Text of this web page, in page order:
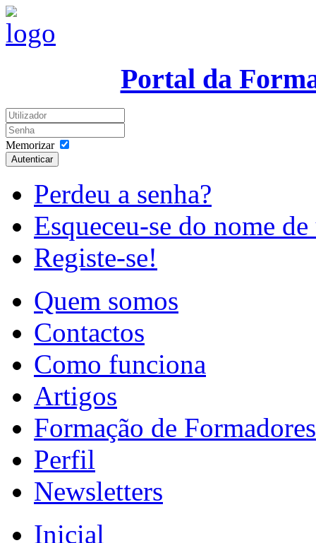
Portal da
Memorizar
Autenticar
Perdeu a senha?
Esqueceu-se do nome
Registe-se!
Quem somos
Contactos
Como funciona
Artigos
Formação de Formadores
Perfil
Newsletters
Inicial